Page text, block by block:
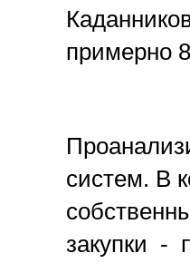
примерно
систем. В
закупки -